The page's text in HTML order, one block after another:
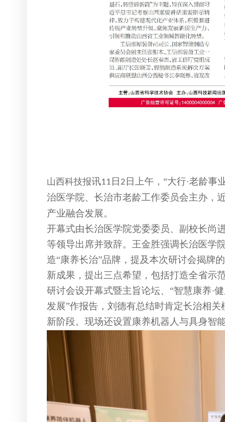
山西科技报讯11 日 2 日上午， “大行·老龄事
治医学院、长治市老龄工作委员会主办，
产业融合发展。
开幕式由长治医学院党委委员、副校长尚
等领导出席并致辞。王金胜强调长治医学
造“康养长治”品牌，提及本次研讨会揭牌
新成果，提出三点希望，包括打造全省示
研讨会设开幕式暨主旨论坛、 “智慧康养·
发展”作报告 ， 刘德有总结时肯定长治相
新阶段。现场还设置康养机器人与具身智